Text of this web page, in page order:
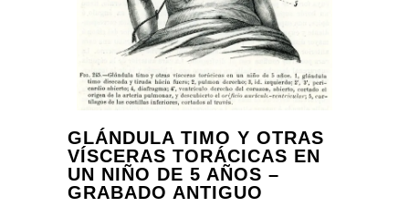
GLÁNDULA TIMO Y OTRAS
VÍSCERAS TORÁCICAS EN
UN NIÑO DE 5 AÑOS –
GRABADO ANTIGUO